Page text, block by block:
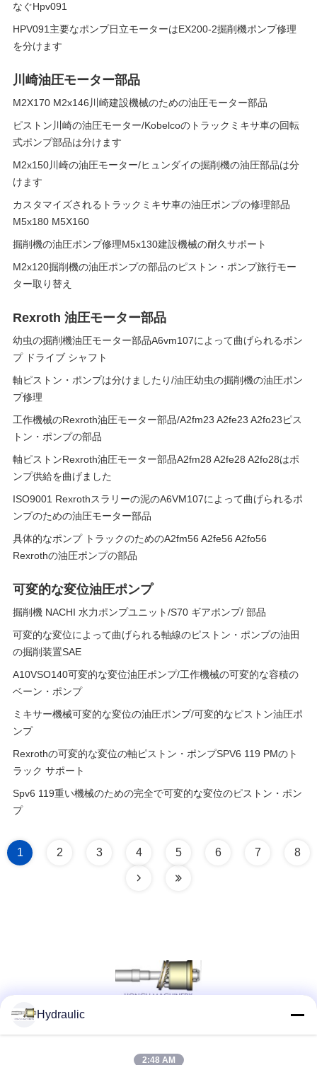
なぐHpv091
HPV091主要なポンプ日立モーターはEX200-2掘削機ポンプ修理
を分けます
川崎油圧モーター部品
M2X170 M2x146川崎建設機械のための油圧モーター部品
ピストン川崎の油圧モーター/Kobelcoのトラックミキサ車の回転
式ポンプ部品は分けます
M2x150川崎の油圧モーター/ヒュンダイの掘削機の油圧部品は分
けます
カスタマイズされるトラックミキサ車の油圧ポンプの修理部品
M5x180 M5X160
掘削機の油圧ポンプ修理M5x130建設機械の耐久サポート
M2x120掘削機の油圧ポンプの部品のピストン・ポンプ旅行モー
ター取り替え
Rexroth 油圧モーター部品
幼虫の掘削機油圧モーター部品A6vm107によって曲げられるポン
プ ドライブ シャフト
軸ピストン・ポンプは分けましたり/油圧幼虫の掘削機の油圧ポン
プ修理
工作機械のRexroth油圧モーター部品/A2fm23 A2fe23 A2fo23ピス
トン・ポンプの部品
軸ピストンRexroth油圧モーター部品A2fm28 A2fe28 A2fo28はポ
ンプ供給を曲げました
ISO9001 Rexrothスラリーの泥のA6VM107によって曲げられるポ
ンプのための油圧モーター部品
具体的なポンプ トラックのためのA2fm56 A2fe56 A2fo56
Rexrothの油圧ポンプの部品
可変的な変位油圧ポンプ
掘削機 NACHI 水力ポンプユニット/S70 ギアポンプ/ 部品
可変的な変位によって曲げられる軸線のピストン・ポンプの油田
の掘削装置SAE
A10VSO140可変的な変位油圧ポンプ/工作機械の可変的な容積の
ベーン・ポンプ
ミキサー機械可変的な変位の油圧ポンプ/可変的なピストン油圧ポ
ンプ
Rexrothの可変的な変位の軸ピストン・ポンプSPV6 119 PMのト
ラック サポート
Spv6 119重い機械のための完全で可変的な変位のピストン・ポン
プ
1 2 3 4 5 6 7 8
Hydraulic
2:48 AM